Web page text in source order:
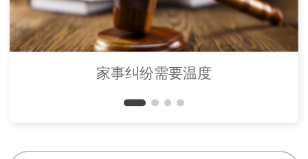
家事纠纷需要温度